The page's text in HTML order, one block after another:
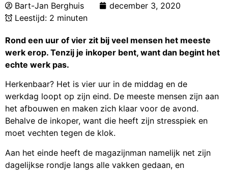
Bart-Jan Berghuis
december 3, 2020
Leestijd: 2 minuten
Rond een uur of vier zit bij veel mensen het meeste
werk erop. Tenzij je inkoper bent, want dan begint het
echte werk pas.
Herkenbaar? Het is vier uur in de middag en de
werkdag loopt op zijn eind. De meeste mensen zijn aan
het afbouwen en maken zich klaar voor de avond.
Behalve de inkoper, want die heeft zijn stresspiek en
moet vechten tegen de klok.
Aan het einde heeft de magazijnman namelijk net zijn
dagelijkse rondje langs alle vakken gedaan, en